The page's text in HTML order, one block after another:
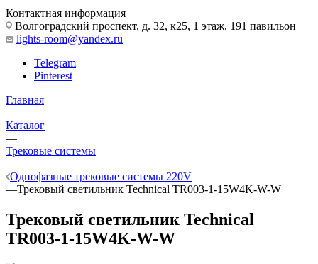
Контактная информация
Волгоградский проспект, д. 32, к25, 1 этаж, 191 павильон
lights-room@yandex.ru
Telegram
Pinterest
Главная
—
Каталог
—
Трековые системы
—
Однофазные трековые системы 220V
—Трековый светильник Technical TR003-1-15W4K-W-W
Трековый светильник Technical
TR003-1-15W4K-W-W